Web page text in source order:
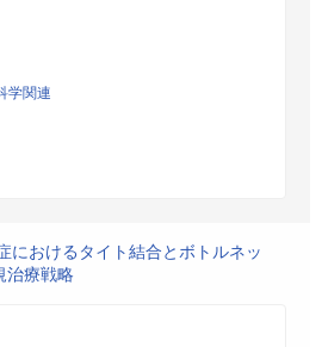
学関連
におけるタイト結合とボトルネッ
治療戦略